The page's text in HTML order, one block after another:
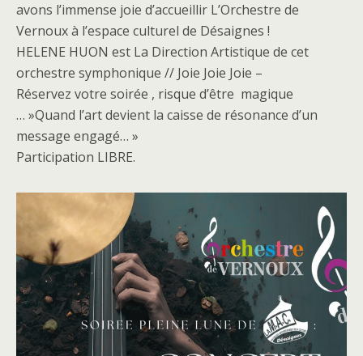
avons l’immense joie d’accueillir L’Orchestre de
Vernoux à l’espace culturel de Désaignes !
HELENE HUON est La Direction Artistique de cet
orchestre symphonique // Joie Joie Joie –
Réservez votre soirée , risque d’être magique
… »Quand l’art devient la caisse de résonance d’un
message engagé… »
Participation LIBRE.